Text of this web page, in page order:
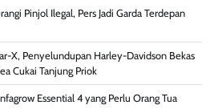
Pinjol Ilegal, Pers Jadi Garda Terdepan
X, Penyelundupan Harley-Davidson Bekas
Cukai Tanjung Priok
Essential 4 yang Perlu Orang Tua